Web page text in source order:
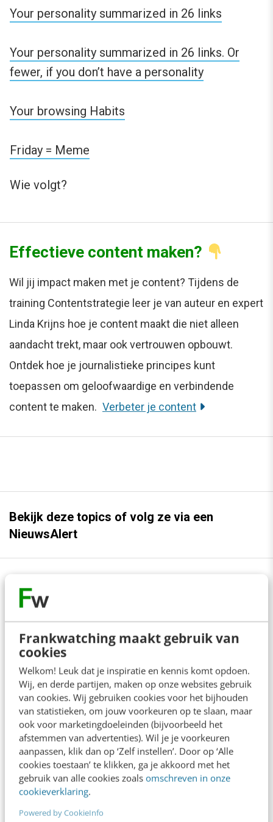
Frankwatching maakt gebruik van
cookies
Welkom! Leuk dat je inspiratie en kennis komt opdoen.
Wij, en derde partijen, maken op onze websites gebruik
van cookies. Wij gebruiken cookies voor het bijhouden
van statistieken, om jouw voorkeuren op te slaan, maar
ook voor marketingdoeleinden (bijvoorbeeld het
afstemmen van advertenties). Wil je je voorkeuren
aanpassen, klik dan op ‘Zelf instellen’. Door op ‘Alle
cookies toestaan’ te klikken, ga je akkoord met het
gebruik van alle cookies zoals omschreven in onze
cookieverklaring.
Powered by CookieInfo
Your personality summarized in 26 links
Your personality summarized in 26 links. Or
fewer, if you don’t have a personality
Your browsing Habits
Friday = Meme
Wie volgt?
Effectieve content maken?
Wil jij impact maken met je content? Tijdens de
training Contentstrategie leer je van auteur en expert
Linda Krijns hoe je content maakt die niet alleen
aandacht trekt, maar ook vertrouwen opbouwt.
Ontdek hoe je journalistieke principes kunt
toepassen om geloofwaardige en verbindende
content te maken. Verbeter je content
Bekijk deze topics of volg ze via een
NieuwsAlert
Lees 9 reacties
Over de auteur
Frank Janssenvan
Frankwatching
Frank Janssen is oprichter en CEO
van Frankwatching. Hij geniet ervan
als hij samen met bevlogen collega's
en geïnspireerd door de trouwe
community met mooie nieuwe
initiatieven bezig kan zijn.